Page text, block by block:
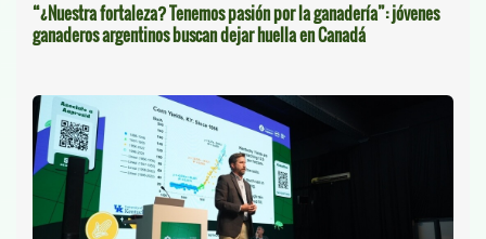
“¿Nuestra fortaleza? Tenemos pasión por la ganadería”: jóvenes
ganaderos argentinos buscan dejar huella en Canadá